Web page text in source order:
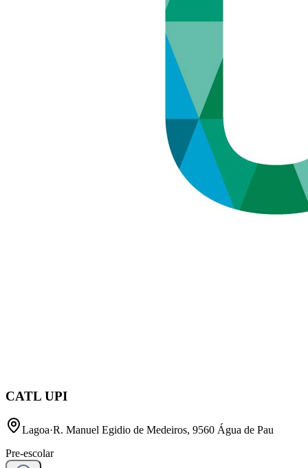
CATL UPI
Lagoa·R. Manuel Egidio de Medeiros, 9560 Água de Pau
Pre-escolar